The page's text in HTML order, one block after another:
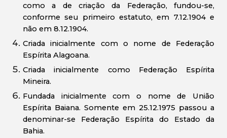
como a de criação da Federação, fundou-se,
conforme seu primeiro estatuto, em 7.12.1904 e
não em 8.12.1904.
Criada inicialmente com o nome de Federação
Espírita Alagoana.
Criada inicialmente como Federação Espírita
Mineira.
Fundada inicialmente com o nome de União
Espírita Baiana. Somente em 25.12.1975 passou a
denominar-se Federação Espírita do Estado da
Bahia.